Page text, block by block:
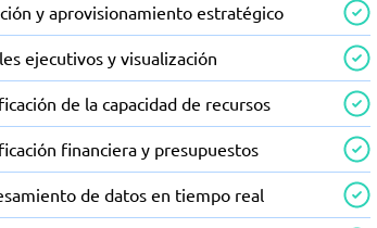
y aprovisionamiento estratégico
ejecutivos y visualización
de la capacidad de recursos
financiera y presupuestos
de datos en tiempo real